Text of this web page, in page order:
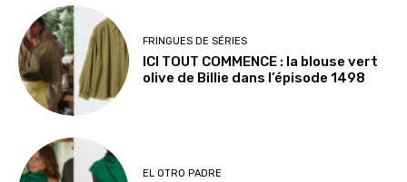
FRINGUES DE SÉRIES
ICI TOUT COMMENCE : la blouse vert
olive de Billie dans l’épisode 1498
EL OTRO PADRE